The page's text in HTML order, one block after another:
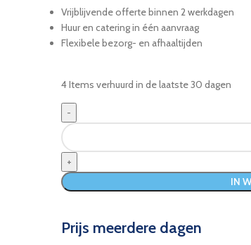
Vrijblijvende offerte binnen 2 werkdagen
Huur en catering in één aanvraag
Flexibele bezorg- en afhaaltijden
4Items verhuurd in de laatste 30 dagen
IN
Prijs meerdere dagen